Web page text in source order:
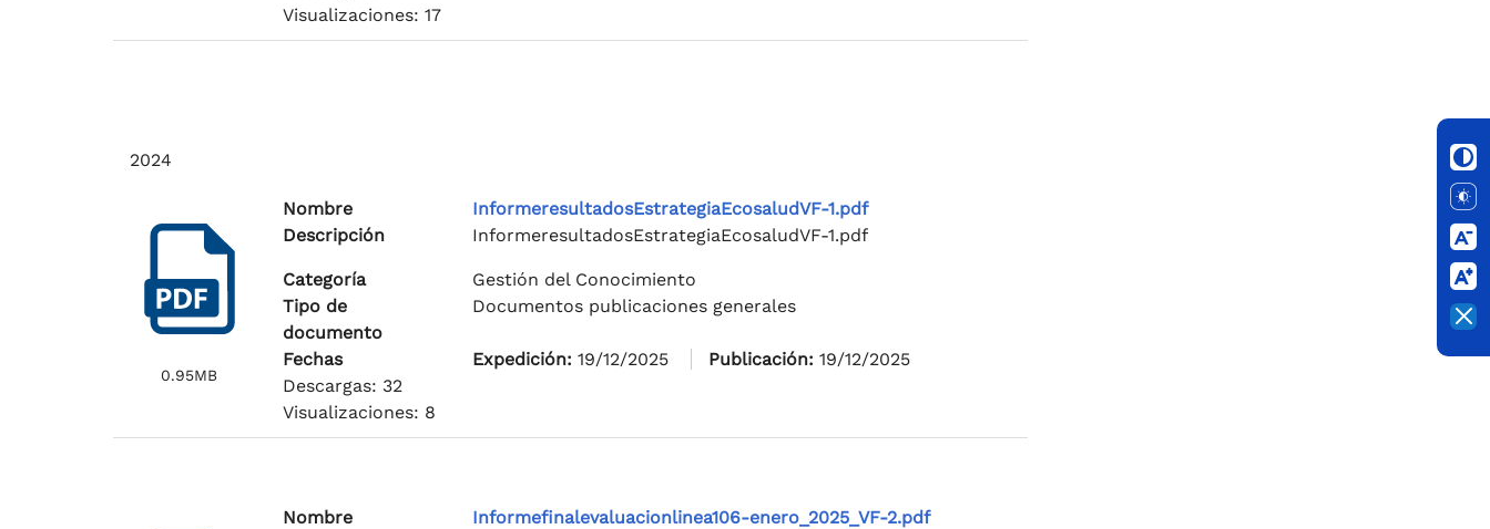
Visualizaciones: 17
2024
0.95MB
Nombre
InformeresultadosEstrategiaEcosaludVF-1.pdf
Descripción
InformeresultadosEstrategiaEcosaludVF-1.pdf
Categoría
Gestión del Conocimiento
Tipo de
documento
Documentos publicaciones generales
Fechas Expedición:19/12/2025 Publicación:19/12/2025
Descargas: 32
Visualizaciones: 8
Nombre
Informefinalevaluacionlinea106-enero_2025_VF-2.pdf